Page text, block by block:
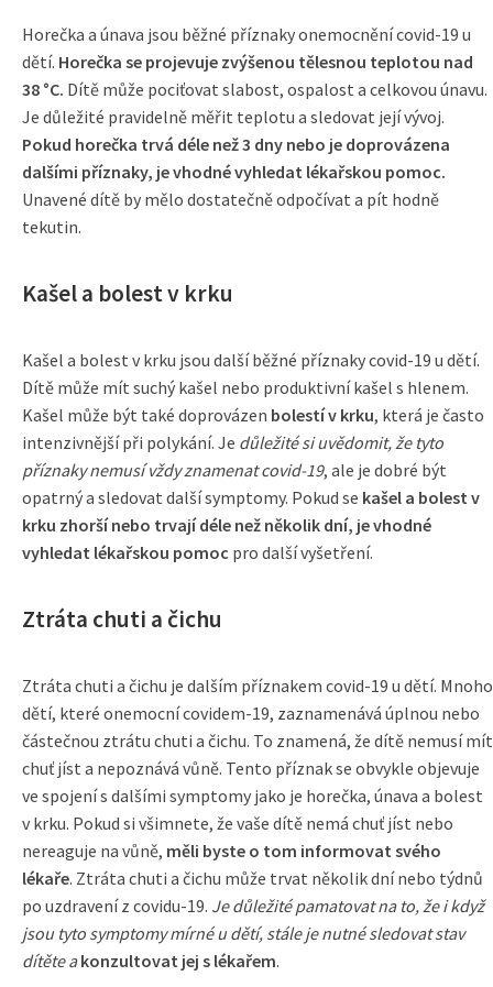
Horečka a únava jsou běžné příznaky onemocnění covid-19 u
dětí. Horečka se projevuje zvýšenou tělesnou teplotou nad
38 °C. Dítě může pociťovat slabost, ospalost a celkovou únavu.
Je důležité pravidelně měřit teplotu a sledovat její vývoj.
Pokud horečka trvá déle než 3 dny nebo je doprovázena
dalšími příznaky, je vhodné vyhledat lékařskou pomoc.
Unavené dítě by mělo dostatečně odpočívat a pít hodně
tekutin.
Kašel a bolest v krku
Kašel a bolest v krku jsou další běžné příznaky covid-19 u dětí.
Dítě může mít suchý kašel nebo produktivní kašel s hlenem.
Kašel může být také doprovázen bolestí v krku, která je často
intenzivnější při polykání. Je důležité si uvědomit, že tyto
příznaky nemusí vždy znamenat covid-19, ale je dobré být
opatrný a sledovat další symptomy. Pokud se kašel a bolest v
krku zhorší nebo trvají déle než několik dní, je vhodné
vyhledat lékařskou pomoc pro další vyšetření.
Ztráta chuti a čichu
Ztráta chuti a čichu je dalším příznakem covid-19 u dětí. Mnoho
dětí, které onemocní covidem-19, zaznamenává úplnou nebo
částečnou ztrátu chuti a čichu. To znamená, že dítě nemusí mít
chuť jíst a nepoznává vůně. Tento příznak se obvykle objevuje
ve spojení s dalšími symptomy jako je horečka, únava a bolest
v krku. Pokud si všimnete, že vaše dítě nemá chuť jíst nebo
nereaguje na vůně, měli byste o tom informovat svého
lékaře. Ztráta chuti a čichu může trvat několik dní nebo týdnů
po uzdravení z covidu-19. Je důležité pamatovat na to, že i když
jsou tyto symptomy mírné u dětí, stále je nutné sledovat stav
dítěte a konzultovat jej s lékařem.